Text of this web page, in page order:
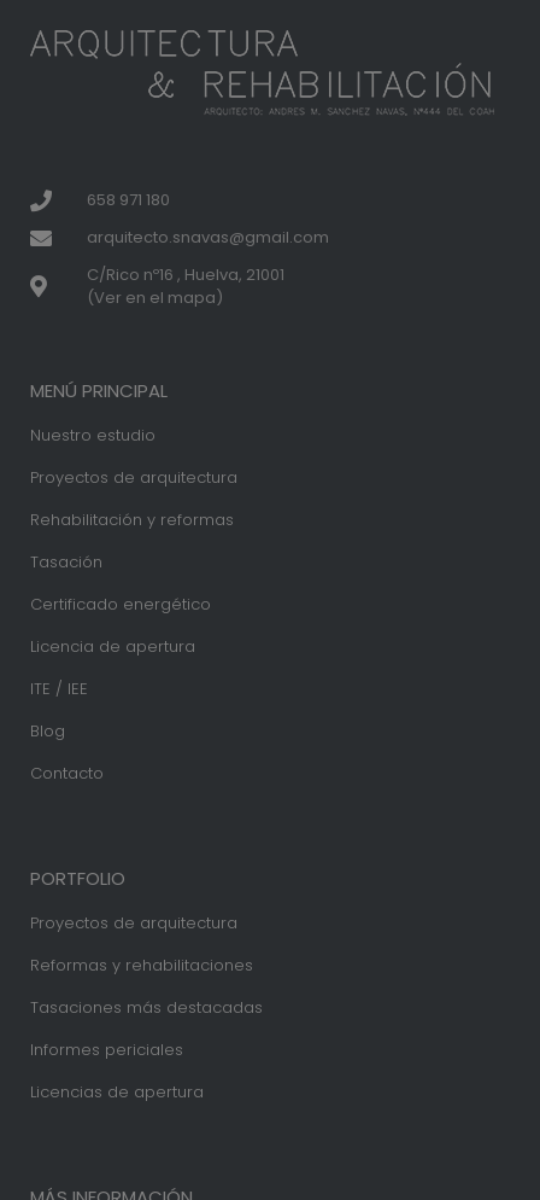
658 971 180
arquitecto.snavas@gmail.com
C/Rico nº16 , Huelva, 21001
(Ver en el mapa)
MENÚ PRINCIPAL
Nuestro estudio
Proyectos de arquitectura
Rehabilitación y reformas
Tasación
Certificado energético
Licencia de apertura
ITE / IEE
Blog
Contacto
PORTFOLIO
Proyectos de arquitectura
Reformas y rehabilitaciones
Tasaciones más destacadas
Informes periciales
Licencias de apertura